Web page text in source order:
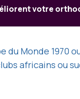
votre
du Monde 1970
africains ou